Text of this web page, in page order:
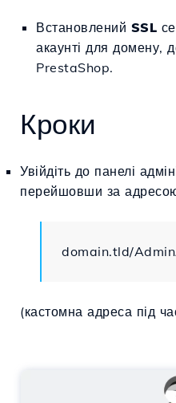
Встановлений SSL
акаунті для домену,
PrestaShop.
Кроки
Увійдіть до панелі
перейшовши за
domain.tld/
(кастомна адреса під